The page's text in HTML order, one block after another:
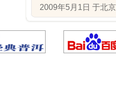
2009年5月1日 于北